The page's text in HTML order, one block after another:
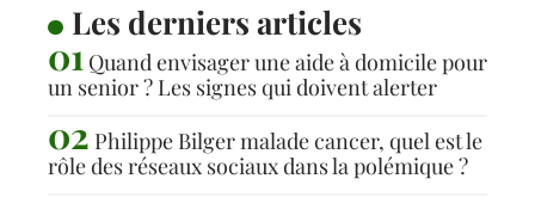
Les derniers articles
Quand envisager une aide à domicile pour
un senior ? Les signes qui doivent alerter
Philippe Bilger malade cancer, quel est le
rôle des réseaux sociaux dans la polémique ?